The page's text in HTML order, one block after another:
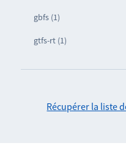
gbfs (1)
gtfs-rt (1)
Récupérer la liste